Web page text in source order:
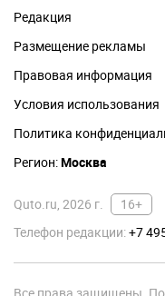
Редакция
Размещение рекламы
Правовая информация
Условия использования
Политика
Регион:Москва
Quto.ru, 2026 г.
16+
Телефон редакции:+7